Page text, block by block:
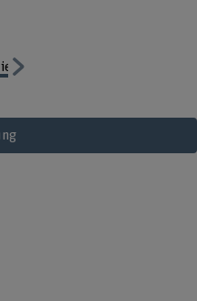
unterstützen Start-ups
ansehen